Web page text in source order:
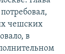
чешских
в